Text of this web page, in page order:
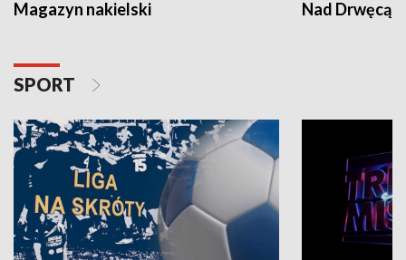
Magazyn nakielski Nad Drwęcą
SPORT